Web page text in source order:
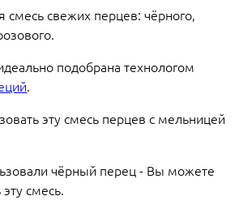
смесь свежих перцев: чёрного,
подобрана технологом
.
эту смесь перцев с мельницей
чёрный перец - Вы можете
смесь.